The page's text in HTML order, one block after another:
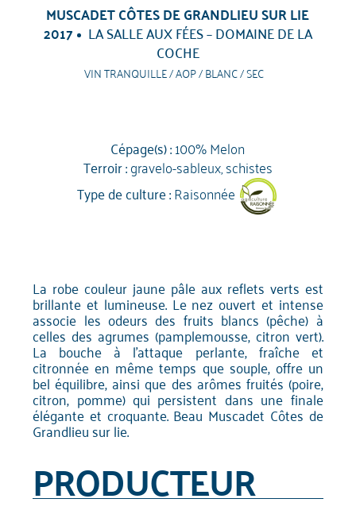
MUSCADET CÔTES DE GRANDLIEU SUR LIE
2017 LA SALLE AUX FÉES – DOMAINE DE LA
COCHE
VIN TRANQUILLE / AOP / BLANC / SEC
Cépage(s) :100% Melon
Terroir :gravelo-sableux, schistes
Type de culture :Raisonnée
La robe couleur jaune pâle aux reflets verts est
brillante et lumineuse. Le nez ouvert et intense
associe les odeurs des fruits blancs (pêche) à
celles des agrumes (pamplemousse, citron vert).
La bouche à l'attaque perlante, fraîche et
citronnée en même temps que souple, offre un
bel équilibre, ainsi que des arômes fruités (poire,
citron, pomme) qui persistent dans une finale
élégante et croquante. Beau Muscadet Côtes de
Grandlieu sur lie.
PRODUCTEUR